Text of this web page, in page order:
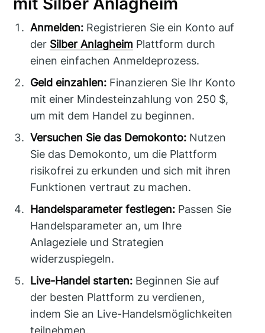
Anmelden: Registrieren Sie ein Konto auf
der Silber Anlagheim Plattform durch
einen einfachen Anmeldeprozess.
Geld einzahlen: Finanzieren Sie Ihr Konto
mit einer Mindesteinzahlung von 250 $,
um mit dem Handel zu beginnen.
Versuchen Sie das Demokonto: Nutzen
Sie das Demokonto, um die Plattform
risikofrei zu erkunden und sich mit ihren
Funktionen vertraut zu machen.
Handelsparameter festlegen: Passen Sie
Handelsparameter an, um Ihre
Anlageziele und Strategien
widerzuspiegeln.
Live-Handel starten: Beginnen Sie auf
der besten Plattform zu verdienen,
indem Sie an Live-Handelsmöglichkeiten
teilnehmen.